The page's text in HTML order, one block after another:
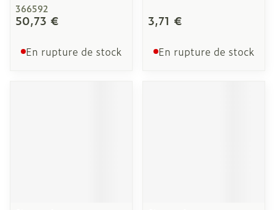
366592
50,73 €
En rupture de stock
3,71 €
En rupture de stock